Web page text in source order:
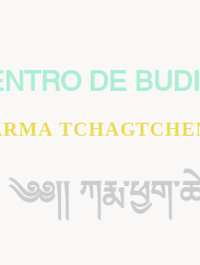
DE
༄༅།།